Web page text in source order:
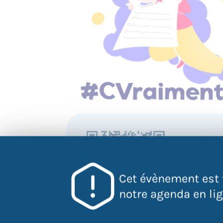
Cet évènement
notre agenda en
QR Code
l'évènement
directement
votre mobile.